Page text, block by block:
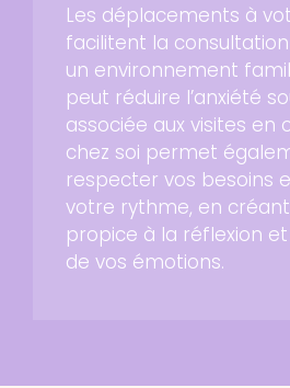
Les déplacements à
facilitent la
un environnement
peut réduire l’anxiété
associée aux visites en
chez soi permet
respecter vos besoins
votre rythme, en
propice à la réflexion et
de vos émotions.